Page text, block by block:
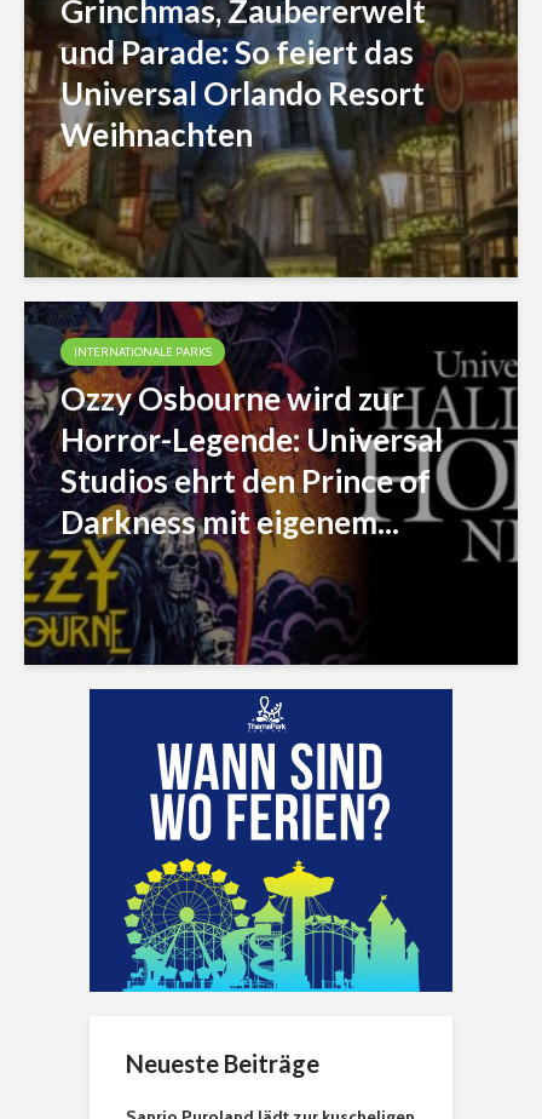
Grinchmas, Zaubererwelt
und Parade: So feiert das
Universal Orlando Resort
Weihnachten
INTERNATIONALE PARKS
Ozzy Osbourne wird zur
Horror-Legende: Universal
Studios ehrt den Prince of
Darkness mit eigenem...
Neueste Beiträge